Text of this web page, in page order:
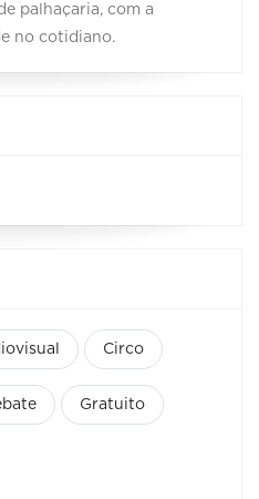
palhaçaria, com a
no cotidiano.
Circo
Gratuito